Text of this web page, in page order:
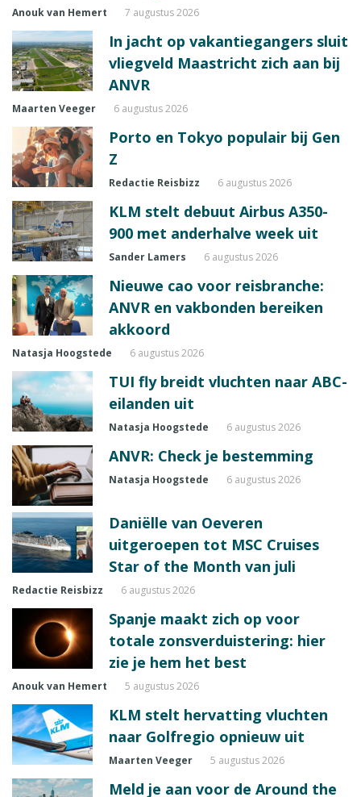
Anouk van Hemert 7 augustus 2026
In jacht op vakantiegangers sluit
vliegveld Maastricht zich aan bij
ANVR
Maarten Veeger 6 augustus 2026
Porto en Tokyo populair bij Gen
Z
Redactie Reisbizz 6 augustus 2026
KLM stelt debuut Airbus A350-
900 met anderhalve week uit
Sander Lamers 6 augustus 2026
Nieuwe cao voor reisbranche:
ANVR en vakbonden bereiken
akkoord
Natasja Hoogstede 6 augustus 2026
TUI fly breidt vluchten naar ABC-
eilanden uit
Natasja Hoogstede 6 augustus 2026
ANVR: Check je bestemming
Natasja Hoogstede 6 augustus 2026
Daniëlle van Oeveren
uitgeroepen tot MSC Cruises
Star of the Month van juli
Redactie Reisbizz 6 augustus 2026
Spanje maakt zich op voor
totale zonsverduistering: hier
zie je hem het best
Anouk van Hemert 5 augustus 2026
KLM stelt hervatting vluchten
naar Golfregio opnieuw uit
Maarten Veeger 5 augustus 2026
Meld je aan voor de Around the